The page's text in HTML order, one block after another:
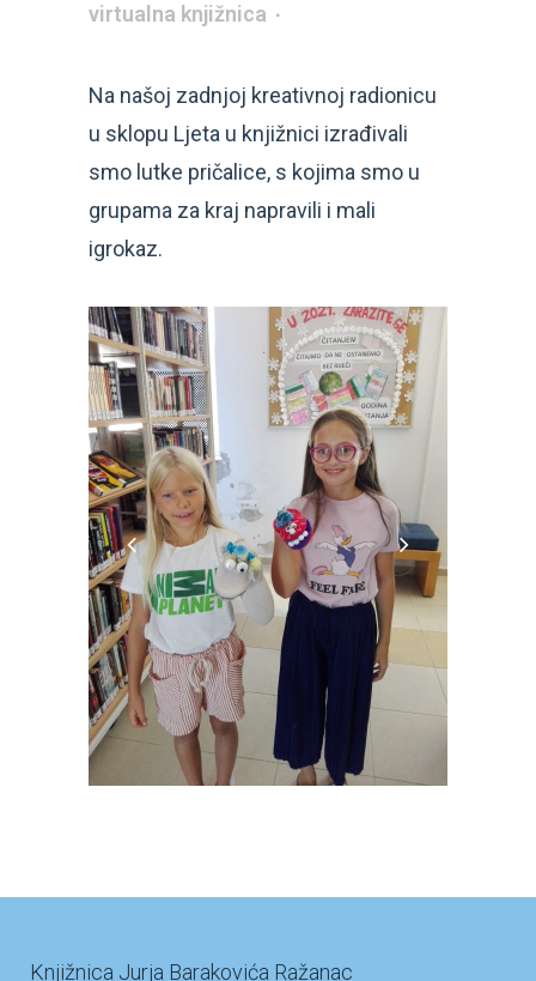
virtualna knjižnica
Na našoj zadnjoj kreativnoj radionicu
u sklopu Ljeta u knjižnici izrađivali
smo lutke pričalice, s kojima smo u
grupama za kraj napravili i mali
igrokaz.
Knjižnica Jurja Barakovića Ražanac